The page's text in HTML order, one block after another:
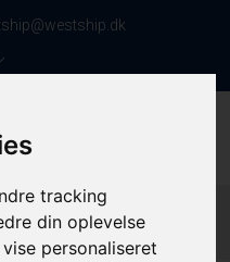
tracking
din oplevelse
personaliseret
Mellem 12,00 Og 16,99